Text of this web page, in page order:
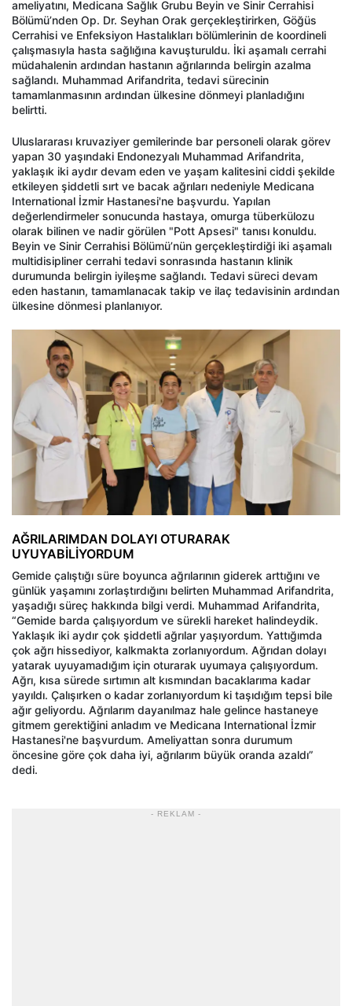
ameliyatını, Medicana Sağlık Grubu Beyin ve Sinir Cerrahisi
Bölümü’nden Op. Dr. Seyhan Orak gerçekleştirirken, Göğüs
Cerrahisi ve Enfeksiyon Hastalıkları bölümlerinin de koordineli
çalışmasıyla hasta sağlığına kavuşturuldu. İki aşamalı cerrahi
müdahalenin ardından hastanın ağrılarında belirgin azalma
sağlandı. Muhammad Arifandrita, tedavi sürecinin
tamamlanmasının ardından ülkesine dönmeyi planladığını
belirtti.
Uluslararası kruvaziyer gemilerinde bar personeli olarak görev
yapan 30 yaşındaki Endonezyalı Muhammad Arifandrita,
yaklaşık iki aydır devam eden ve yaşam kalitesini ciddi şekilde
etkileyen şiddetli sırt ve bacak ağrıları nedeniyle Medicana
International İzmir Hastanesi'ne başvurdu. Yapılan
değerlendirmeler sonucunda hastaya, omurga tüberkülozu
olarak bilinen ve nadir görülen "Pott Apsesi" tanısı konuldu.
Beyin ve Sinir Cerrahisi Bölümü’nün gerçekleştirdiği iki aşamalı
multidisipliner cerrahi tedavi sonrasında hastanın klinik
durumunda belirgin iyileşme sağlandı. Tedavi süreci devam
eden hastanın, tamamlanacak takip ve ilaç tedavisinin ardından
ülkesine dönmesi planlanıyor.
AĞRILARIMDAN DOLAYI OTURARAK
UYUYABİLİYORDUM
Gemide çalıştığı süre boyunca ağrılarının giderek arttığını ve
günlük yaşamını zorlaştırdığını belirten Muhammad Arifandrita,
yaşadığı süreç hakkında bilgi verdi. Muhammad Arifandrita,
“Gemide barda çalışıyordum ve sürekli hareket halindeydik.
Yaklaşık iki aydır çok şiddetli ağrılar yaşıyordum. Yattığımda
çok ağrı hissediyor, kalkmakta zorlanıyordum. Ağrıdan dolayı
yatarak uyuyamadığım için oturarak uyumaya çalışıyordum.
Ağrı, kısa sürede sırtımın alt kısmından bacaklarıma kadar
yayıldı. Çalışırken o kadar zorlanıyordum ki taşıdığım tepsi bile
ağır geliyordu. Ağrılarım dayanılmaz hale gelince hastaneye
gitmem gerektiğini anladım ve Medicana International İzmir
Hastanesi'ne başvurdum. Ameliyattan sonra durumum
öncesine göre çok daha iyi, ağrılarım büyük oranda azaldı”
dedi.
- REKLAM -